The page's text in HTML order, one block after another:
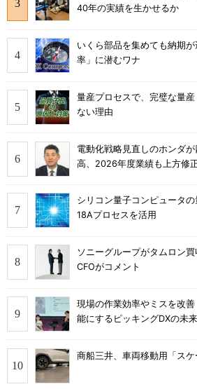
40年の実績を生かせるか
いくら部品を集めても納期
率」に潜むワナ
量産プロセスで、完璧な量
ない理由
電動化戦略見直しのホンダ
高、2026年度業績も上方修
シリコン量子コンピュータ
18Aプロセスを活用
ソニーグループがタムロン
CFOがコメント
現場の作業効率やミスを改
能にするピッキングDXの未来
商船三井、車両移動用「ス